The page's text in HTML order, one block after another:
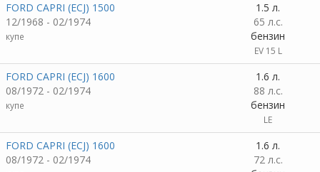
FORD CAPRI (ECJ) 1500
12/1968 - 02/1974
купе
1.5 л.
65 л.с.
бензин
EV 15 L
FORD CAPRI (ECJ) 1600
08/1972 - 02/1974
купе
1.6 л.
88 л.с.
бензин
LE
FORD CAPRI (ECJ) 1600
08/1972 - 02/1974
1.6 л.
72 л.с.